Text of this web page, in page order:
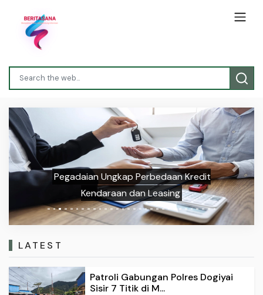
Pegadaian Ungkap Perbedaan Kredit
Kendaraan dan Leasing
Previous Next
LATEST
Patroli Gabungan Polres Dogiyai
Sisir 7 Titik di M...